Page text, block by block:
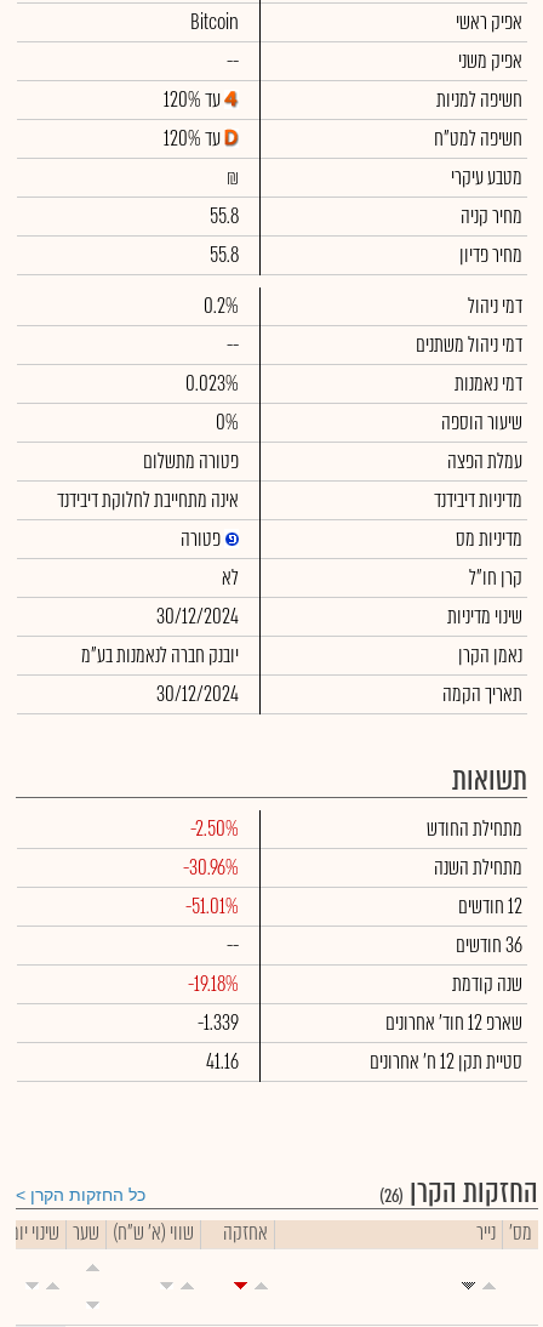
אפיק ראשי
Bitcoin
אפיק משני
--
חשיפה למניות
עד 120%
חשיפה למט"ח
עד 120%
מטבע עיקרי
₪
מחיר קניה
55.8
מחיר פדיון
55.8
דמי ניהול
0.2%
דמי ניהול משתנים
--
דמי נאמנות
0.023%
שיעור הוספה
0%
עמלת הפצה
פטורה מתשלום
מדיניות דיבידנד
אינה מתחייבת לחלוקת דיבידנד
מדיניות מס
פטורה
קרן חו"ל
לא
שינוי מדיניות
30/12/2024
נאמן הקרן
יובנק חברה לנאמנות בע"מ
תאריך הקמה
30/12/2024
תשואות
מתחילת החודש
-2.50%
מתחילת השנה
-30.96%
12 חודשים
-51.01%
36 חודשים
--
שנה קודמת
-19.18%
שארפ 12 חוד' אחרונים
-1.339
סטיית תקן 12 ח' אחרונים
41.16
החזקות הקרן (26) כל החזקות הקרן
מס' נייר אחזקה שווי (א' ש"ח) שער שינוי יומי